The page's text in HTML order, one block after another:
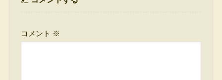
コメント ※